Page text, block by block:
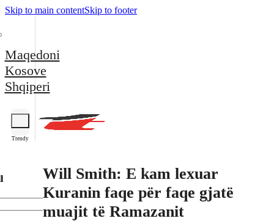
Skip to main contentSkip to footer
Maqedoni
Kosove
Shqiperi
Trendy
Will Smith: E kam lexuar
Kuranin faqe për faqe gjatë
muajit të Ramazanit